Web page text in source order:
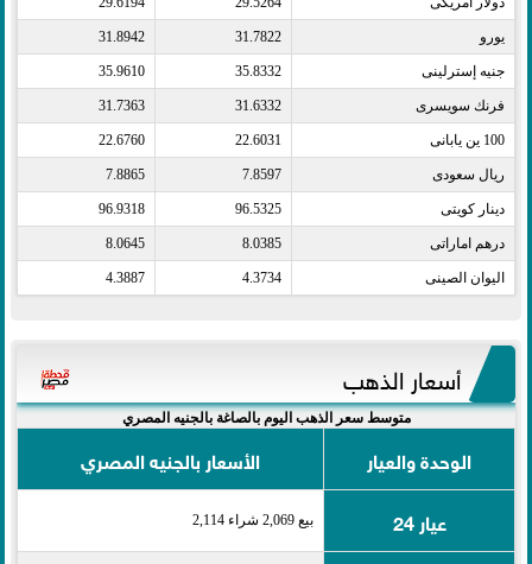
يورو​ 31.7822
31.8942
جنيه إسترلينى​ 35.8332
35.9610
فرنك سويسرى​ 31.6332
31.7363
100 ين يابانى​ 22.6031
22.6760
ريال سعودى​ 7.8597
7.8865
دينار كويتى​ 96.5325
96.9318
درهم اماراتى​ 8.0385
8.0645
اليوان الصينى​ 4.3734
4.3887
أسعار الذهب
متوسط سعر الذهب اليوم بالصاغة بالجنيه المصري
الوحدة والعيار
الأسعار بالجنيه المصري
عيار 24
بيع 2,069 شراء 2,114